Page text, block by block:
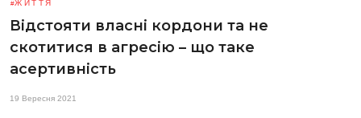
ЖИТТЯ
Відстояти власні кордони та не
скотитися в агресію – що таке
асертивність
19 Вересня 2021